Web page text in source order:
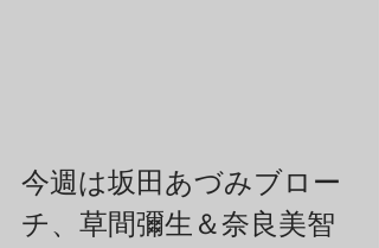
今週は坂田あづみブロー
チ、草間彌生＆奈良美智